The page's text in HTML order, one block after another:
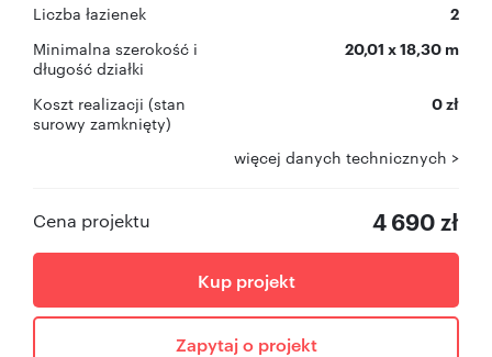
Liczba łazienek 2
Minimalna szerokość i
długość działki
20,01 x 18,30 m
Koszt realizacji (stan
surowy zamknięty)
0 zł
więcej danych technicznych >
Cena projektu 4 690 zł
Kup projekt
Zapytaj o projekt